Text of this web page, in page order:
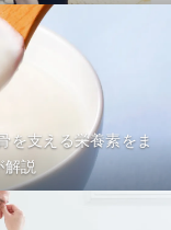
を支える栄養素をま
解説